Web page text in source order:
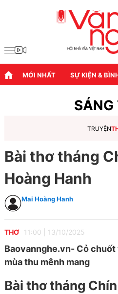
MỚI NHẤT SỰ KIỆN &
SÁNG
TRUYỆN
Bài thơ tháng
Hoàng Hanh
Mai Hoàng Hanh
THƠ 11:00 13/10/2025
Baovannghe.vn- Cỏ
mùa thu mênh mang
Bài thơ tháng Chín